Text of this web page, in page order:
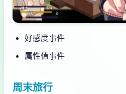
好感度事件
属性值事件
周末旅行